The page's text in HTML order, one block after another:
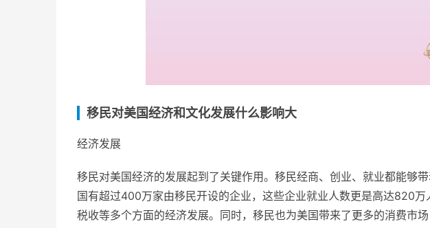
移民对美国经济和文化发展什么影响大
经济发展
移民对美国经济的发展起到了关键作用。移民经商、创业、就业都能够
国有超过400万家由移民开设的企业，这些企业就业人数更是高达820万
税收等多个方面的经济发展。同时，移民也为美国带来了更多的消费市